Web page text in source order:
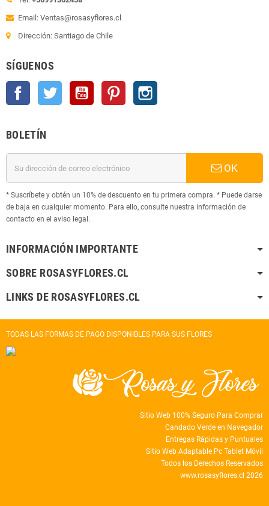
Email: Ventas@rosasyflores.cl
Dirección: Santiago de Chile
SÍGUENOS
Facebook Twitter YouTube Pinterest
BOLETÍN
OK
* Suscríbete y obtén un 10% de descuento en tu primera compra. * Puede darse
de baja en cualquier momento. Para ello, consulte nuestra información de
contacto en el aviso legal.
INFORMACIÓN IMPORTANTE
SOBRE ROSASYFLORES.CL
LINKS DE ROSASYFLORES.CL
TODAS LAS FORMAS DE PAGO DISPONIBLES PARA SUS FLORES
Sitio Web 100% Seguro Para Comprar
Candado Verde en Navegador
Entregas Rápidas y Puntuales
Sitio Web Adaptable Pc Tablet Móvil
Todos los Derechos Reservados
www.rosasyflores.cl 2026